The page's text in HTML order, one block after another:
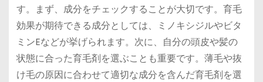
す。まず、成分をチェックすることが大切です。育毛
効果が期待できる成分としては、ミノキシジルやビタ
ミンEなどが挙げられます。次に、自分の頭皮や髪の
状態に合った育毛剤を選ぶことも重要です。薄毛や抜
け毛の原因に合わせて適切な成分を含んだ育毛剤を選